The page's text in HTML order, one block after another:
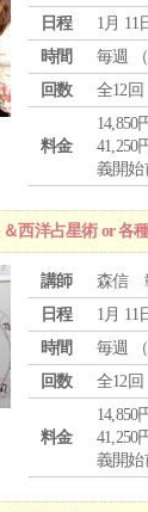
日程
1月 11
時間
毎週 （
回数
全12回
料金
14,850
41,250
義開始
西洋占星術 or
講師
森信
日程
1月 11
時間
毎週 （
回数
全12回
料金
14,850
41,250
義開始